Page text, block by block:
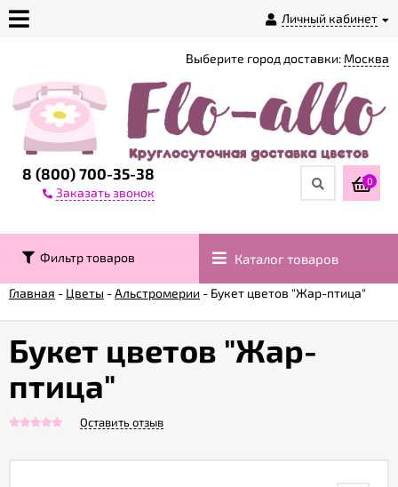
Личный кабинет
магазине
Доставка
Контакты
Гарантии
8 (800) 700-35-38
Заказать звонок
Выберите город доставки: Москва
0
Фильтр товаров Каталог товаров
Главная - Цветы -Альстромерии - Букет цветов "Жар-птица"
Букет цветов "Жар-
птица"
Оставить отзыв